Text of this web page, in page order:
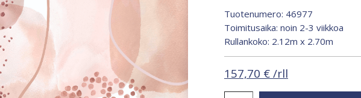
Tuotenumero: 46977
Toimitusaika: noin 2-3 viikkoa
Rullankoko: 2.12m x 2.70m
157,70 € /rll